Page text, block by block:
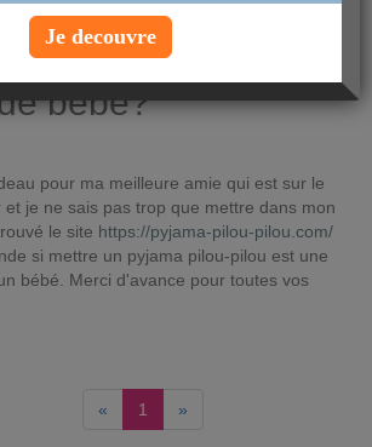
dans un sac
bébé?
pour ma meilleure amie qui est sur le
et je ne sais pas trop que mettre dans mon
le site https://pyjama-pilou-pilou.com/
si mettre un pyjama pilou-pilou est une
bébé. Merci d'avance pour toutes vos
« 1 »
Je decouvre